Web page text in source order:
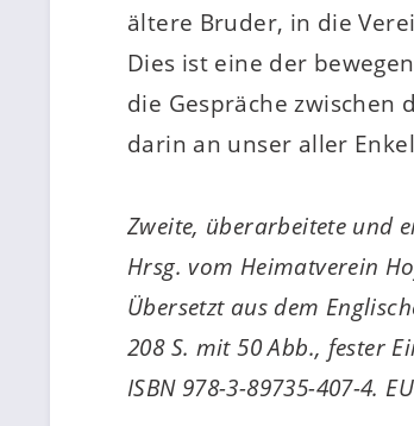
ältere Bruder, in die
Dies ist eine der
die Gespräche zwischen
darin an unser aller
Zweite, überarbeitete und
Hrsg. vom Heimatverein
Übersetzt aus dem
208 S. mit 50 Abb., fester
ISBN 978-3-89735-407-4.